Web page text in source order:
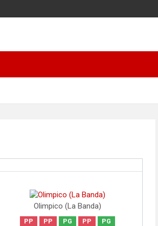
Olimpico (La Banda)
PP PP PG PP PG